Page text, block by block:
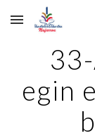
Skip to main
egin